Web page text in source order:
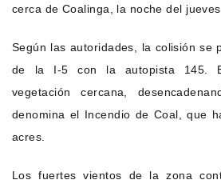
cerca de Coalinga, la noche del
Según las autoridades, la colisión se
de la I-5 con la autopista 145.
vegetación cercana,
denomina el Incendio de Coal, que
acres.
Los fuertes vientos de la zona